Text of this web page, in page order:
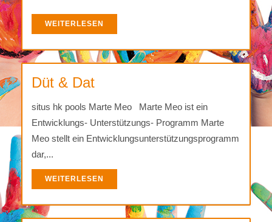
WEITERLESEN
Düt & Dat
situs hk pools Marte Meo Marte Meo ist ein
Entwicklungs- Unterstützungs- Programm Marte
Meo stellt ein Entwicklungsunterstützungsprogramm
dar,...
WEITERLESEN